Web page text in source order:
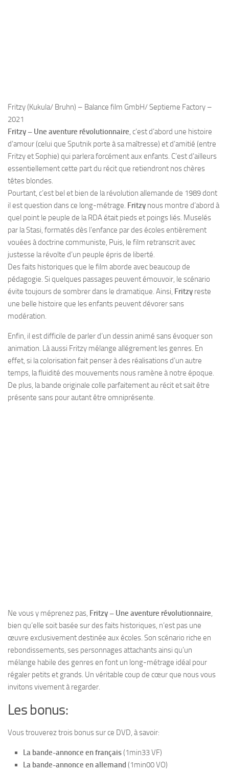
Fritzy (Kukula/ Bruhn) – Balance film GmbH/ Septieme Factory –
2021
Fritzy – Une aventure révolutionnaire, c’est d’abord une histoire
d’amour (celui que Sputnik porte à sa maîtresse) et d’amitié (entre
FritzyetSophie) qui parlera forcément aux enfants. C’est d’ailleurs
essentiellement cette part du récit que retiendront nos chères
têtes blondes.
Pourtant, c’est bel et bien de larévolution allemande de 1989 dont
il est question dans ce long-métrage. Fritzy nous montre d’abord à
quel point le peuple de la RDA était pieds et poings liés. Muselés
par laStasi, formatés dès l’enfance par des écoles entièrement
vouées à doctrine communiste, Puis, le film retranscrit avec
justesse la révolte d’un peuple épris de liberté.
Des faits historiques que le film aborde avec beaucoup de
pédagogie. Si quelques passages peuvent émouvoir, le scénario
évite toujours de sombrer dans le dramatique. Ainsi, Fritzy reste
une belle histoire que les enfants peuvent dévorer sans
modération.
Enfin, il est difficile de parler d’un dessin animé sans évoquer son
animation. Là aussi Fritzy mélange allégrement les genres. En
effet, si la colorisation fait penser à des réalisations d’un autre
temps, la fluidité des mouvements nous ramène à notre époque.
De plus, la bande originale colle parfaitement au récit et sait être
présente sans pour autant être omniprésente.
Ne vous y méprenez pas, Fritzy – Une aventure révolutionnaire,
bien qu’elle soit basée sur des faits historiques, n’est pas une
œuvre exclusivement destinée aux écoles. Son scénario riche en
rebondissements, ses personnages attachants ainsi qu’un
mélange habile des genres en font un long-métrage idéal pour
régaler petits et grands. Un véritable coup de cœur que nous vous
invitons vivement à regarder.
Les bonus:
Vous trouverez trois bonus sur ce DVD, à savoir:
La bande-annonce en français(1min33 VF)
La bande-annonce en allemand (1min00 VO)